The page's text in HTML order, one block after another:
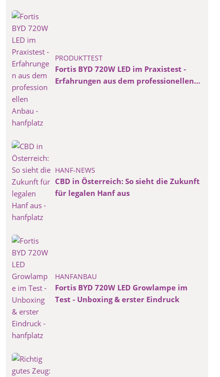
PRODUKTTEST
Fortis BYD 720W LED im Praxistest -
Erfahrungen aus dem professionellen
HANF-NEWS
CBD in Österreich: So sieht die Zukunft
für legalen Hanf aus
HANFANBAU
Fortis BYD 720W LED Growlampe im
Test - Unboxing & erster Eindruck